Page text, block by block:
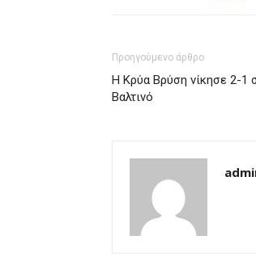
Προηγούμενο άρθρο
Η Κρύα Βρύση νίκησε 2-1
Βαλτινό